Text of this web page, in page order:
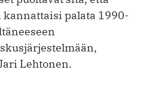
kannattaisi palata 1990-
Lehtonen.